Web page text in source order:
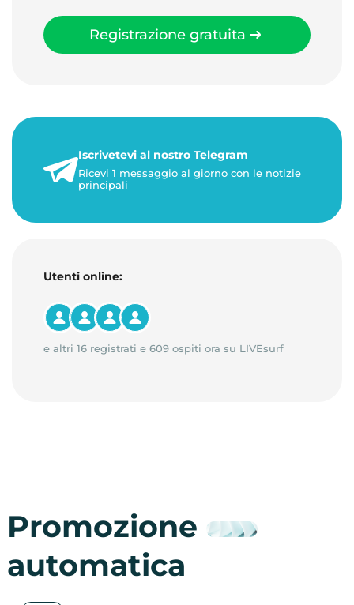
Registrazione gratuita
Iscrivetevi al nostro Telegram
Ricevi 1 messaggio al giorno con le notizie
principali
Utenti online:
e altri 16 registrati e 609 ospiti ora su LIVEsurf
Promozione
automatica